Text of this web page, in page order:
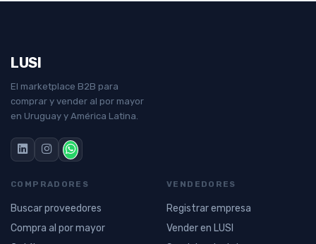
LUSI
El marketplace B2B para
comprar y vender al por mayor
en Uruguay y América Latina.
COMPRADORES
Buscar proveedores
Compra al por mayor
VENDEDORES
Registrar empresa
Vender en LUSI